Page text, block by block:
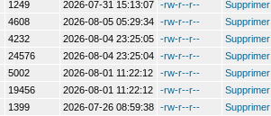
1249 2026-07-31 15:13:07 -rw-r--r-- Supprimer
4608 2026-08-05 05:29:34 -rw-r--r-- Supprimer
4232 2026-08-04 23:25:05 -rw-r--r-- Supprimer
24576 2026-08-04 23:25:04 -rw-r--r-- Supprimer
5002 2026-08-01 11:22:12 -rw-r--r-- Supprimer
19456 2026-08-01 11:22:12 -rw-r--r-- Supprimer
1399 2026-07-26 08:59:38 -rw-r--r-- Supprimer